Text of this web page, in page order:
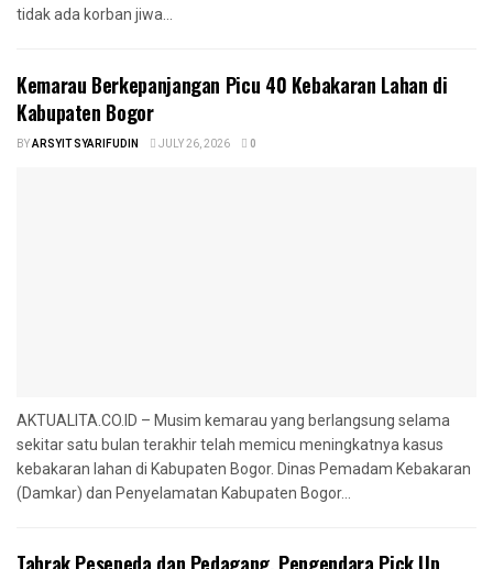
tidak ada korban jiwa...
‎Kemarau Berkepanjangan Picu 40 Kebakaran Lahan di
Kabupaten Bogor
BYARSYIT SYARIFUDIN JULY 26, 2026 0
AKTUALITA.CO.ID – Musim kemarau yang berlangsung selama
sekitar satu bulan terakhir telah memicu meningkatnya kasus
kebakaran lahan di Kabupaten Bogor. Dinas Pemadam Kebakaran
(Damkar) dan Penyelamatan Kabupaten Bogor...
Tabrak Pesepeda dan Pedagang, Pengendara Pick Up